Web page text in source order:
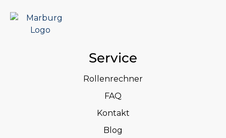
Service
Rollenrechner
FAQ
Kontakt
Blog